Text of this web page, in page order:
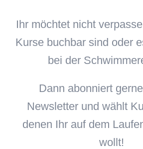
Ihr möchtet nicht
Kurse buchbar sind oder
bei der
Dann abonniert
Newsletter und wählt
denen Ihr auf dem
wollt!